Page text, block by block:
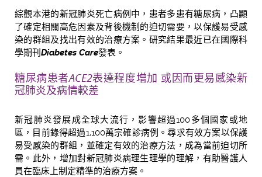
綜觀本港的新冠肺炎死亡病例中，患者多患有糖尿病，凸顯
了確定相關高危因素及背後機制的迫切需要，以保護易受感
染的群組及找出有效的治療方案。研究結果最近已在國際科
學期刊 Diabetes Care發表。
糖尿病患者ACE2表達程度增加 或因而更易感染新
冠肺炎及病情較差
新冠肺炎發展成全球大流行，影響超過100多個國家或地
區，目前錄得超過1,100萬宗確診病例。尋求有效方案以保護
易受感染的群組，並確定有效的治療方法，成為當前迫切所
需。此外，增加對新冠肺炎病理生理學的理解，有助醫護人
員在臨床上制定精準的治療方案。